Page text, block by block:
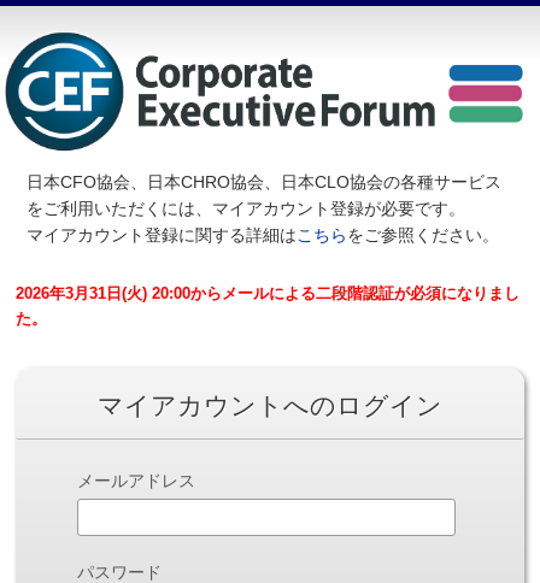
日本CFO協会、日本CHRO協会、日本CLO協会の各種サービス
をご利用いただくには、マイアカウント登録が必要です。
マイアカウント登録に関する詳細はこちらをご参照ください。
2026年3月31日(火) 20:00からメールによる二段階認証が必須になりまし
た。
マイアカウントへのログイン
メールアドレス
パスワード